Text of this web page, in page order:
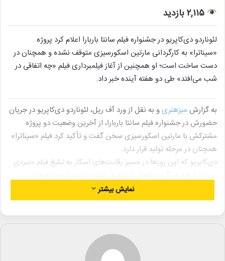
۲,۱۱۵ بازدید
لئوناردو دی‌کاپریو در جشنواره فیلم سانتا باربارا اعلام کرد پروژه
«سیناترا» به کارگردانی مارتین اسکورسیزی متوقف نشده و همچنان در
دست ساخت است؛ او همچنین از آغاز فیلمبرداری فیلم «چه اتفاقی در
شب می‌افتد» طی دو هفته آینده خبر داد.
به گزارش میزهنریو به نقل از ورد آف ریل، لئوناردو دی‌کاپریو در جریان
حضورش در جشنواره فیلم سانتا باربارا، از آخرین وضعیت دو پروژه
مشترکش با مارتین اسکورسیزی سخن گفت و تأکید کرد فیلم «سیناترا»
همچنان در مرحله تولید قرار دارد.
دی‌کاپریو که این روزها در مسیر رقابت‌های اسکار به تبلیغ فیلم «نبردی
جشنواره درباره فیلم بعدی خود با اسکورسیزی با عنوان «چه اتفاقی در
شب می‌افتد» توضیح داد که فیلمبرداری این پروژه «تا دو هفته دیگر»
آغاز می‌شود. او قرار است برای شروع تولید به پراگ برود؛ جایی که
اسکورسیزی برای ادامه پیش‌تولید در آن مستقر شده است. جنیفر
لارنس دیگر بازیگر این فیلم است.
در ادامه این نشست، از دی‌کاپریو درباره وضعیت فیلم زندگینامه
نمایش بیشتر